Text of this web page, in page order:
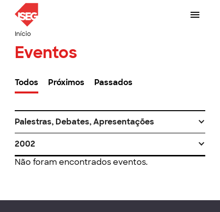
Início
Eventos
Todos Próximos Passados
Palestras, Debates, Apresentações
2002
Não foram encontrados eventos.